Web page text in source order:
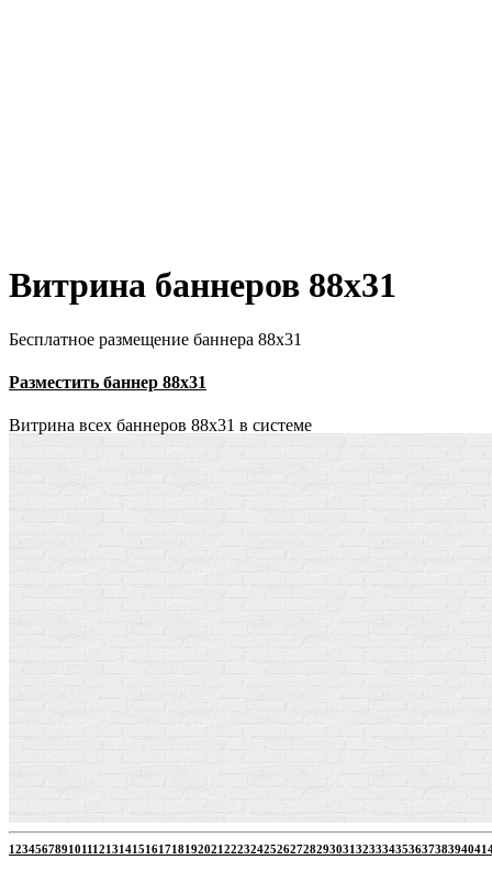
Витрина баннеров 88x31
Бесплатное размещение баннера 88х31
Разместить баннер 88х31
Витрина всех баннеров 88x31 в системе
1234567891011121314151617181920212223242526272829303132333435363738394041